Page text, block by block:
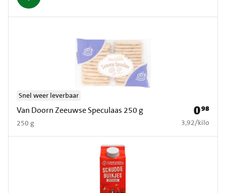
Van Doorn Zeeuwse Speculaas 250 g
250 g
Snel weer leverbaar
Prijs: €
098
€ 3,92 per kilo
3,92/kilo